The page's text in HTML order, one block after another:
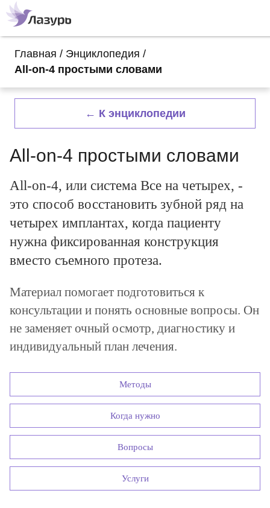
Главная / Энциклопедия /
All-on-4 простыми словами
← К энциклопедии
All-on-4 простыми словами
All-on-4, или система Все на четырех, -
это способ восстановить зубной ряд на
четырех имплантах, когда пациенту
нужна фиксированная конструкция
вместо съемного протеза.
Материал помогает подготовиться к
консультации и понять основные вопросы. Он
не заменяет очный осмотр, диагностику и
индивидуальный план лечения.
Методы
Когда нужно
Вопросы
Услуги